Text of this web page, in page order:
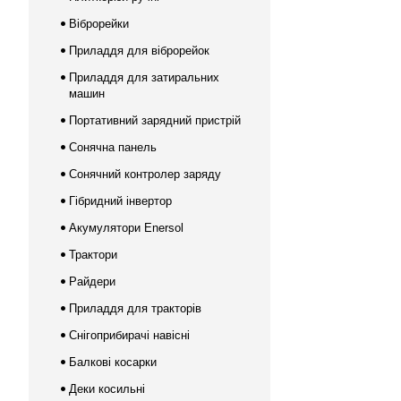
Віброрейки
Приладдя для віброрейок
Приладдя для затиральних
машин
Портативний зарядний пристрій
Сонячна панель
Сонячний контролер заряду
Гібридний інвертор
Акумулятори Enersol
Трактори
Райдери
Приладдя для тракторів
Снігоприбирачі навісні
Балкові косарки
Деки косильні